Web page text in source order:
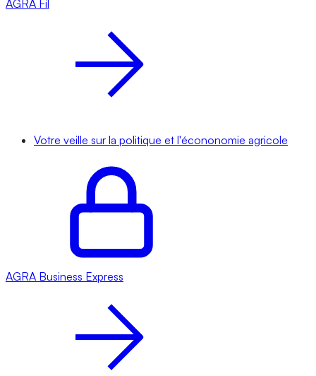
AGRA Fil
Votre veille sur la politique et l'écononomie agricole
AGRA Business Express